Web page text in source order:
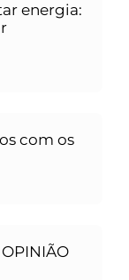
energia:
com os
OPINIÃO